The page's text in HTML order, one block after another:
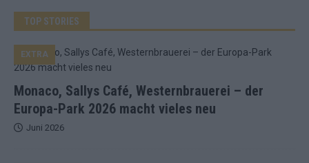
TOP STORIES
Monaco, Sallys Café, Westernbrauerei – der
Europa-Park 2026 macht vieles neu
EXTRA
Juni 2026